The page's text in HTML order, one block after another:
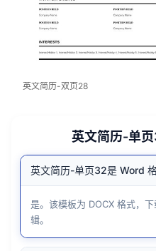
英文简历-双页28
英文简历-单
英文简历-单页32是 Word 格
是。该模板为 DOCX 格式，
辑。